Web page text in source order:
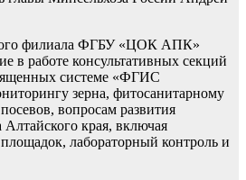
филиала ФГБУ «ЦОК АПК»
в работе консультативных секций
системе «ФГИС
зерна, фитосанитарному
вопросам развития
края, включая
лабораторный контроль и